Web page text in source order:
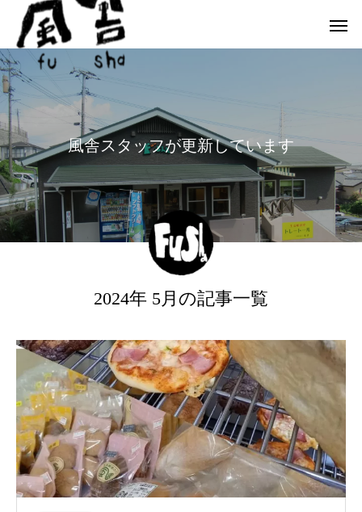
風舎ス タ ッフが更新しています
2024年 5月の記事一覧